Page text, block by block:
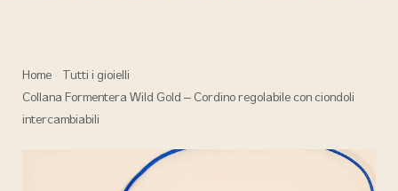
Home Tutti i gioielli
Collana Formentera Wild Gold – Cordino regolabile con ciondoli
intercambiabili